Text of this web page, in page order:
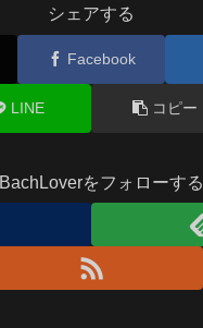
シェアする
Facebook
LINE コピー
をフォローする